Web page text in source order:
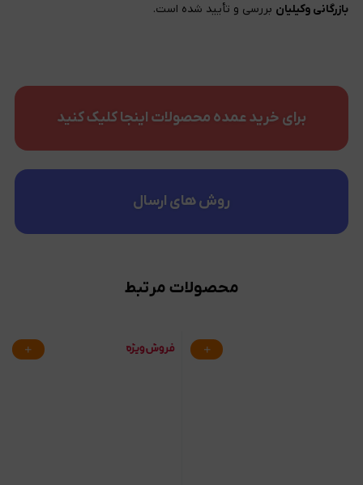
بازرگانی وکیلیان بررسی و تأیید شده است.
برای خرید عمده محصولات اینجا کلیک کنید
روش های ارسال
محصولات مرتبط